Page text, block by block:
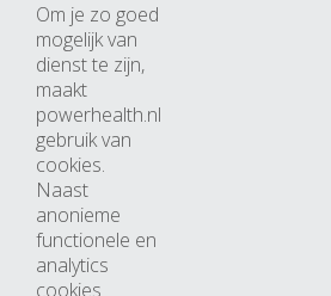
4817 ZH breda
Nederland
Horaires d’ouvertures
Du lundi au jeudi: 09:00 – 17:00
Vendredi: 09:00 – 15:00
Om je zo goed
mogelijk van
dienst te zijn,
maakt
powerhealth.nl
gebruik van
cookies.
Naast
anonieme
functionele en
analytics
cookies